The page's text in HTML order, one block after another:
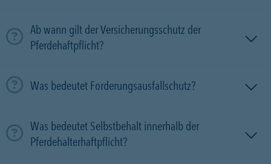
Ab wann gilt der Versicherungsschutz der
Pferdehaftpflicht?
Was bedeutet Forderungsausfallschutz?
Was bedeutet Selbstbehalt innerhalb der
Pferdehalterhaftpflicht?